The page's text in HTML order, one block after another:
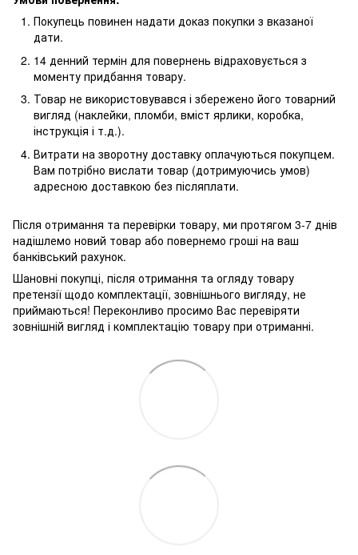
Покупець повинен надати доказ покупки з вказаної
дати.
14 денний термін для повернень відраховується з
моменту придбання товару.
Товар не використовувався і збережено його товарний
вигляд (наклейки, пломби, вміст ярлики, коробка,
інструкція і т.д.).
Витрати на зворотну доставку оплачуються покупцем.
Вам потрібно вислати товар (дотримуючись умов)
адресною доставкою без післяплати.
Після отримання та перевірки товару, ми протягом 3-7 днів
надішлемо новий товар або повернемо гроші на ваш
банківський рахунок.
Шановні покупці, після отримання та огляду товару
претензії щодо комплектації, зовнішнього вигляду, не
приймаються! Переконливо просимо Вас перевіряти
зовнішній вигляд і комплектацію товару при отриманні.